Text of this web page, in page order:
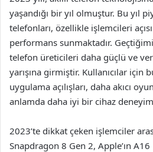
yaşandığı bir yıl olmuştur. Bu yıl
telefonları, özellikle işlemcileri
performans sunmaktadır.
telefon üreticileri daha güçlü ve
yarışına girmiştir. Kullanıcılar için
uygulama açılışları, daha akıcı
anlamda daha iyi bir cihaz
2023’te dikkat çeken işlemciler
Snapdragon 8 Gen 2, Apple’ın